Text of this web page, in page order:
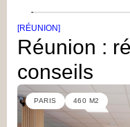
[RÉUNION]
Réunion :
conseils
PARIS 460 M2